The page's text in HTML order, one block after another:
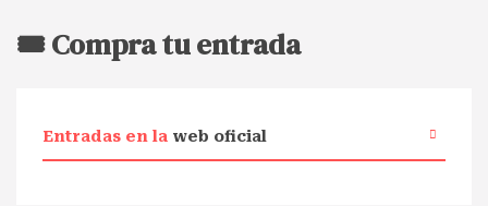
🎟️ Compra tu entrada
Entradas en la web oficial